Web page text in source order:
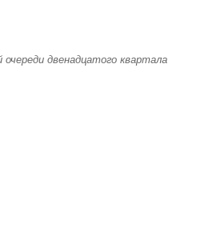
очереди двенадцатого квартала